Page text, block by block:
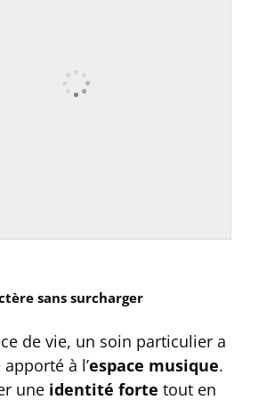
sans surcharger
de vie, un soin particulier a
à l’espace musique.
une identité forte tout en